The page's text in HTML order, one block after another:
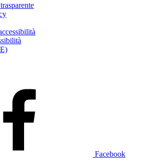
Facebook